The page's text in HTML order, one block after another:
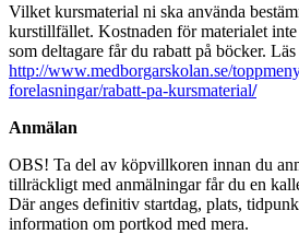
Vilket kursmaterial ni ska använda
kurstillfället. Kostnaden för materialet
som deltagare får du rabatt på böcker.
http://www.medborgarskolan.se/
forelasningar/rabatt-pa-kursmaterial/
Anmälan
OBS! Ta del av köpvillkoren innan du
tillräckligt med anmälningar får du en
Där anges definitiv startdag, plats,
information om portkod med mera.